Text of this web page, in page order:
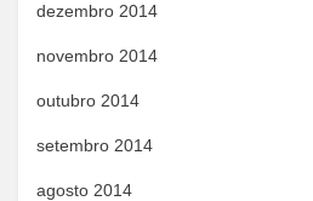
dezembro 2014
novembro 2014
outubro 2014
setembro 2014
agosto 2014